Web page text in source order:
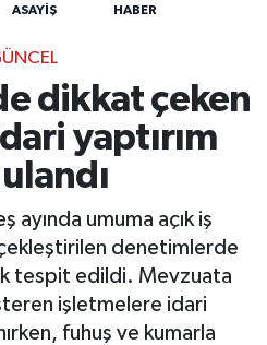
ASAYİŞ HABER
dikkat çeken
yaptırım
ayında umuma açık iş
denetimlerde
tespit edildi. Mevzuata
işletmelere idari
fuhuş ve kumarla
ve Fikstür